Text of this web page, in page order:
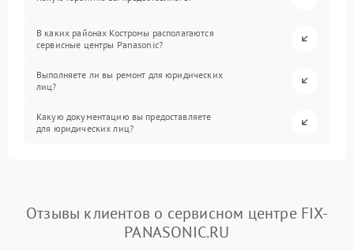
В каких районах Костромы располагаются
сервисные центры Panasonic?
Выполняете ли вы ремонт для юридических
лиц?
Какую документацию вы предоставляете
для юридических лиц?
Отзывы клиентов о сервисном центре FIX-
PANASONIC.RU